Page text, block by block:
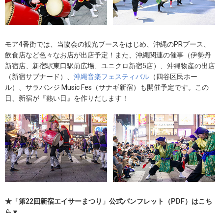
モア4番街では、当協会の観光ブースをはじめ、沖縄のPRブース、
飲食店など色々なお店が出店予定！また、沖縄関連の催事（伊勢丹
新宿店、新宿駅東口駅前広場、ユニクロ新宿5店）、沖縄物産の出店
（新宿サブナード）、 沖縄音楽フェスティバル （四谷区民ホー
ル）、サラバンジ Music Fes（サナギ新宿）も開催予定です。この
日、新宿が『熱い日』を作りだします！
★「第22回新宿エイサーまつり」公式パンフレット（PDF）はこち